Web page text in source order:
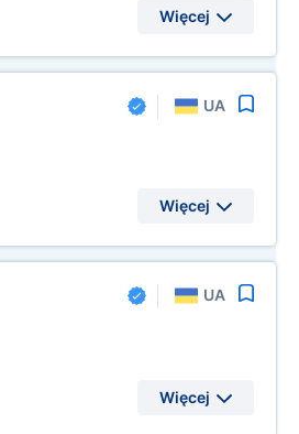
Więcej
UA
Więcej
UA
Więcej